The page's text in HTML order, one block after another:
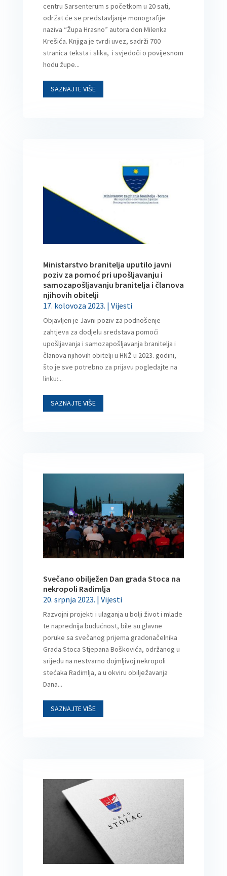
centru Sarsenterum s početkom u 20 sati,
održat će se predstavljanje monografije
naziva “Župa Hrasno” autora don Milenka
Krešića. Knjiga je tvrdi uvez, sadrži 700
stranica teksta i slika, i svjedoči o povijesnom
hodu župe...
SAZNAJTE VIŠE
Ministarstvo branitelja uputilo javni
poziv za pomoć pri upošljavanju i
samozapošljavanju branitelja i članova
njihovih obitelji
17. kolovoza 2023. | Vijesti
Objavljen je Javni poziv za podnošenje
zahtjeva za dodjelu sredstava pomoći
upošljavanja i samozapošljavanja branitelja i
članova njihovih obitelji u HNŽ u 2023. godini,
što je sve potrebno za prijavu pogledajte na
linku:...
SAZNAJTE VIŠE
Svečano obilježen Dan grada Stoca na
nekropoli Radimlja
20. srpnja 2023. | Vijesti
Razvojni projekti i ulaganja u bolji život i mlade
te naprednija budućnost, bile su glavne
poruke sa svečanog prijema gradonačelnika
Grada Stoca Stjepana Boškovića, održanog u
srijedu na nestvarno dojmljivoj nekropoli
stećaka Radimlja, a u okviru obilježavanja
Dana...
SAZNAJTE VIŠE